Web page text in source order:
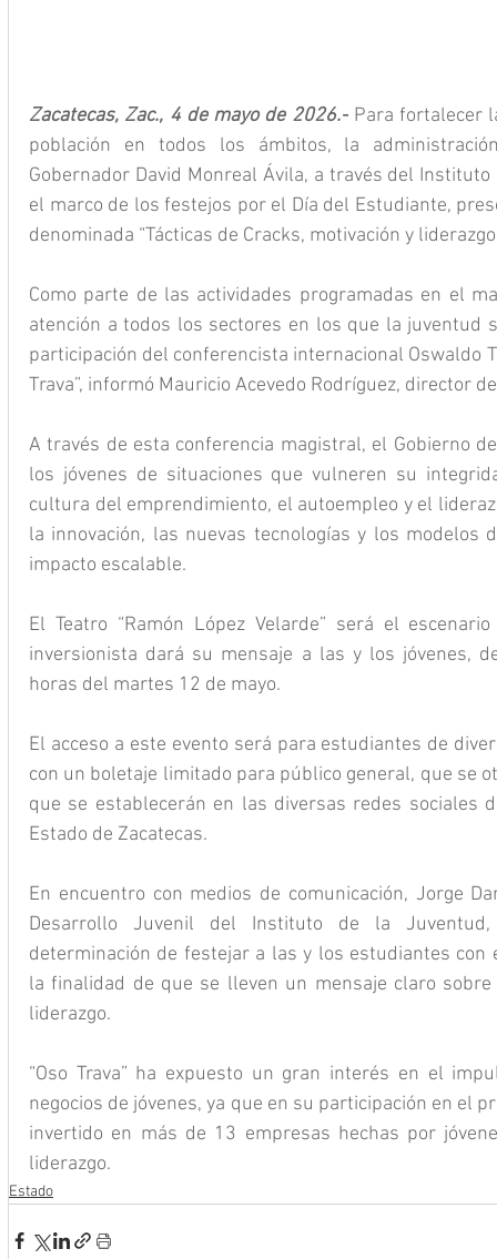
Zacatecas, Zac., 4 de mayo de 2026.- Para fortalecer
población en todos los ámbitos, la
Gobernador David Monreal Ávila, a través del
el marco de los festejos por el Día del Estudiante,
denominada “Tácticas de Cracks, motivación y
Como parte de las actividades programadas en el
atención a todos los sectores en los que la juventud
participación del conferencista internacional Oswaldo
Trava”, informó Mauricio Acevedo Rodríguez, director
A través de esta conferencia magistral, el Gobierno
los jóvenes de situaciones que vulneren su
cultura del emprendimiento, el autoempleo y el
la innovación, las nuevas tecnologías y los modelos
impacto escalable.
El Teatro “Ramón López Velarde” será el
inversionista dará su mensaje a las y los jóvenes,
horas del martes 12 de mayo.
El acceso a este evento será para estudiantes de
con un boletaje limitado para público general, que se
que se establecerán en las diversas redes sociales
Estado de Zacatecas.
En encuentro con medios de comunicación, Jorge
Desarrollo Juvenil del Instituto de la
determinación de festejar a las y los estudiantes con
la finalidad de que se lleven un mensaje claro
liderazgo.
“Oso Trava” ha expuesto un gran interés en el
negocios de jóvenes, ya que en su participación en el
invertido en más de 13 empresas hechas por
liderazgo.
Estado